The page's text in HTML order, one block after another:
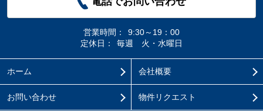
営業時間：
9:30～19：00
定休日：
毎週 火・水曜日
ホーム 会社概要
お問い合わせ 物件リクエスト